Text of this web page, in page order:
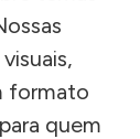
formato
quem